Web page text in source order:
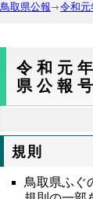
鳥取県公報
令和元
令和元
県公報
規則
鳥取県ふぐ